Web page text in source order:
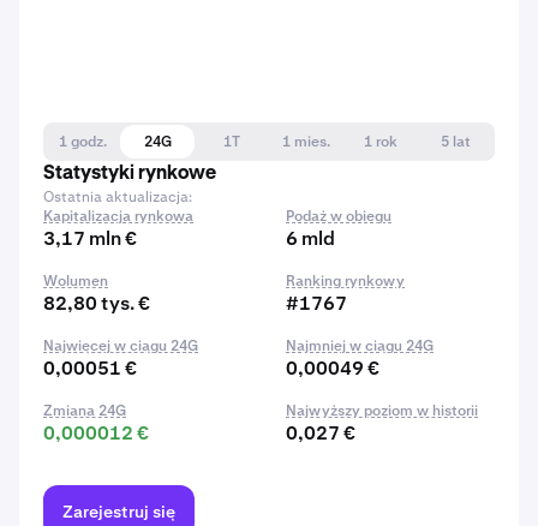
1 godz. 24G 1T 1 mies. 1 rok
5 lat
Statystyki rynkowe
Ostatnia aktualizacja:
Kapitalizacja rynkowa
3,17 mln €
Podaż w obiegu
6 mld
Wolumen
82,80 tys. €
Ranking rynkowy
#1767
Najwięcej w ciągu 24G
0,00051 €
Najmniej w ciągu 24G
0,00049 €
Zmiana 24G
0,000012 €
Najwyższy poziom w historii
0,027 €
Zarejestruj się